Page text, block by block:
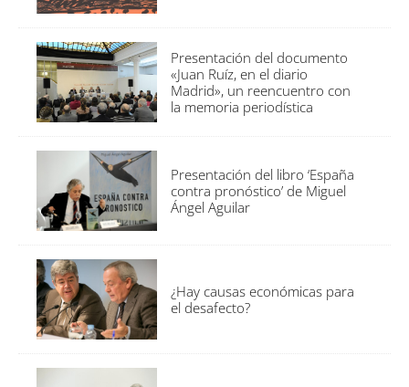
Presentación del documento
«Juan Ruíz, en el diario
Madrid», un reencuentro con
la memoria periodística
Presentación del libro ‘España
contra pronóstico’ de Miguel
Ángel Aguilar
¿Hay causas económicas para
el desafecto?